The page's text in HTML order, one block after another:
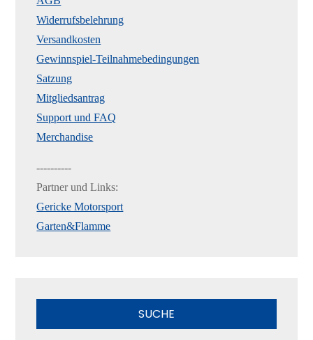
Widerrufsbelehrung
Versandkosten
Gewinnspiel-Teilnahmebedingungen
Satzung
Mitgliedsantrag
Support und FAQ
Merchandise
----------
Partner und Links:
Gericke Motorsport
Garten&Flamme
SUCHE